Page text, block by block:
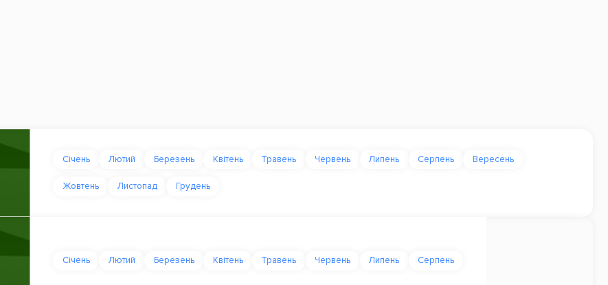
Січень Лютий Березень Квітень Травень Червень Липень Серпень Вересень
Жовтень Листопад Грудень
Січень Лютий Березень Квітень Травень Червень Липень Серпень